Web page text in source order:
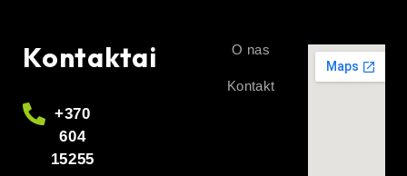
Kontaktai
+370
604
15255
O nas
Kontakt